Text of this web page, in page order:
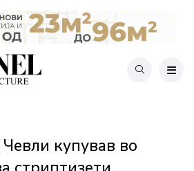
купував во